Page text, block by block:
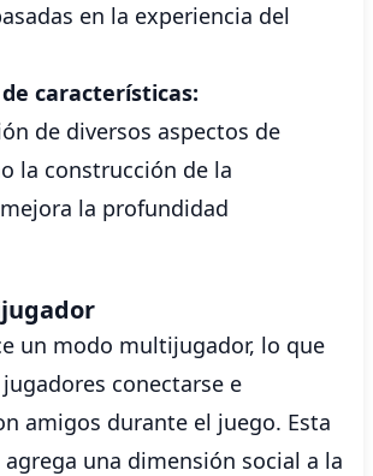
en la experiencia del
características:
de diversos aspectos de
la construcción de la
la profundidad
un modo multijugador, lo que
conectarse e
amigos durante el juego. Esta
una dimensión social a la